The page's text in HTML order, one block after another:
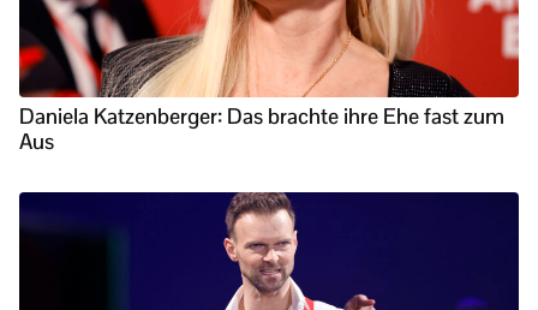
Daniela Katzenberger: Das brachte ihre Ehe fast zum
Aus